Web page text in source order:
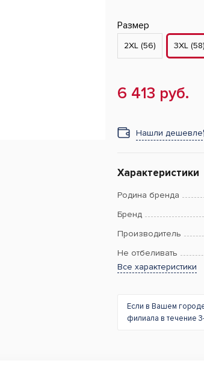
Размер
2XL (56) 3XL (58)
6 413 руб.
Нашли дешевле
Характеристики
Родина бренда
Бренд
Производитель
Не отбеливать
Все характеристики
Если в Вашем
филиала в течение